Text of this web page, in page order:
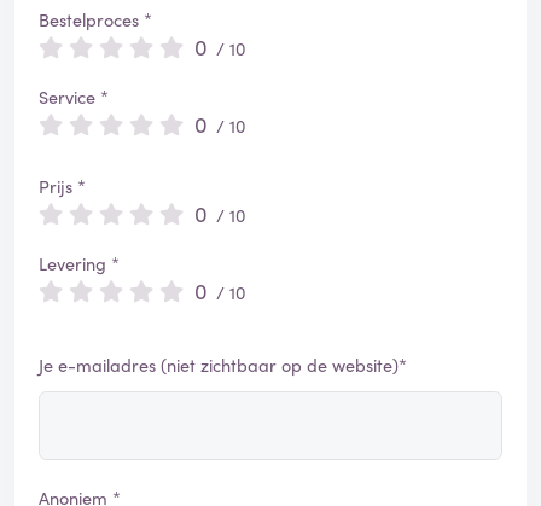
Bestelproces *
0 / 10
Service *
0 / 10
Prijs *
0 / 10
Levering *
0 / 10
Je e-mailadres (niet zichtbaar op de website)*
Anoniem *